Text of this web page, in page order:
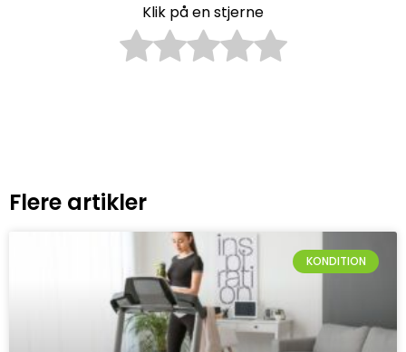
Klik på en stjerne
Flere artikler
KONDITION